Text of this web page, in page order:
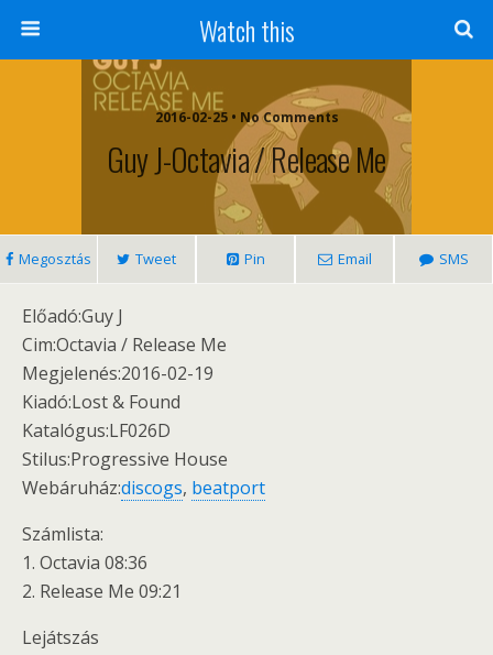
Watch this
2016-02-25 • No Comments
Guy J-Octavia / Release Me
Megosztás Tweet Pin Email SMS
Előadó:Guy J
Cim:Octavia / Release Me
Megjelenés:2016-02-19
Kiadó:Lost & Found
Katalógus:LF026D
Stilus:Progressive House
Webáruház:discogs, beatport
Számlista:
1. Octavia 08:36
2. Release Me 09:21
Lejátszás